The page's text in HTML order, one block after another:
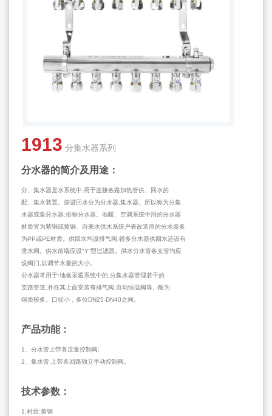
1913 分集水器系列
分水器的简介及用途：
分、集水器是水系统中,用于连接各路加热管供、回水的
配、集水装置。按进回水分为分水器,集水器。所以称为分集
水器或集分水器,俗称分水器。地暖、空调系统中用的分水器
材质宜为紫铜或黄铜、自来水供水系统户表改造用的分水器多
为PP或PE材质。供回水均设排气阀,很多分水器供回水还设有
泄水阀。供水前端应设"Y”型过滤器。供水分水管各支管均应
设阀门,以调节水量的大小。
分水器常用于:地板采暖系统中的,分集水器管理若干的
支路管道,并在其上面安装有排气阀,自动恒温阀等, -般为
铜质较多。口径小，多位DN25-DN40之间。
产品功能：
1、分水管上带各流量控制阀;
2、集水管.上带各回路独立手动控制阀。
技术参数：
1,村质:黄钢